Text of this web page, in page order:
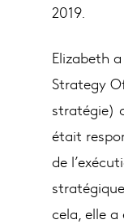
2019.
Elizabeth
Strategy
stratégie)
était
de
cela, elle